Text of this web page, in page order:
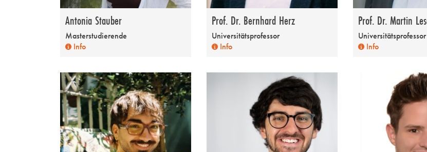
Antonia Stauber
Masterstudierende
Info
Prof. Dr. Bernhard Herz
Universitätsprofessor
Info
Prof. Dr. Martin
Universitätsprofessor
Info